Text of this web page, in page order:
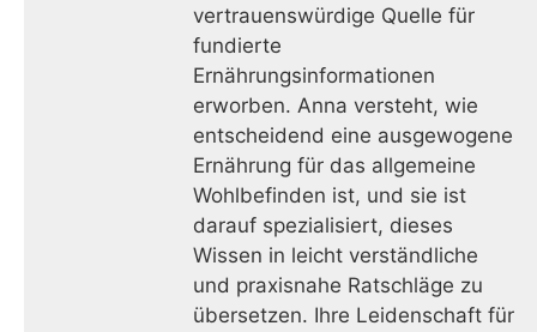
vertrauenswürdige Quelle für
fundierte
Ernährungsinformationen
erworben. Anna versteht, wie
entscheidend eine ausgewogene
Ernährung für das allgemeine
Wohlbefinden ist, und sie ist
darauf spezialisiert, dieses
Wissen in leicht verständliche
und praxisnahe Ratschläge zu
übersetzen. Ihre Leidenschaft für